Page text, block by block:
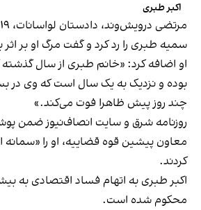
اکبر طبری
سمیه طبری را رد کرد و گفت مرگ او بر
او اضافه کرد: «خانم طبری از سال
بوده و نزدیک به یک سال است که وی در
چند روز پیش ظاهرا فوت می‌کند.»
روزنامه شرق و سایت انصاف‌نیوز ضمن
معاون پیشین قوه قضاییه، او را
کردند.
اکبر طبری
محکوم شده است.